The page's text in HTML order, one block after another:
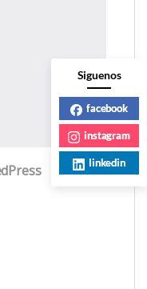
Siguenos
facebook
instagram
linkedin